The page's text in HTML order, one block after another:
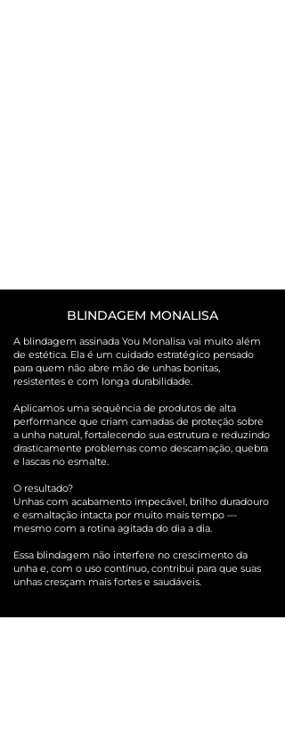
BLINDAGEM MONALISA
A blindagem assinada You Monalisa vai muito além
de estética. Ela é um cuidado estratégico pensado
para quem não abre mão de unhas bonitas,
resistentes e com longa durabilidade.
Aplicamos uma sequência de produtos de alta
performance que criam camadas de proteção sobre
a unha natural, fortalecendo sua estrutura e reduzindo
drasticamente problemas como descamação, quebra
e lascas no esmalte.
O resultado?
Unhas com acabamento impecável, brilho duradouro
e esmaltação intacta por muito mais tempo —
mesmo com a rotina agitada do dia a dia.
Essa blindagem não interfere no crescimento da
unha e, com o uso contínuo, contribui para que suas
unhas cresçam mais fortes e saudáveis.